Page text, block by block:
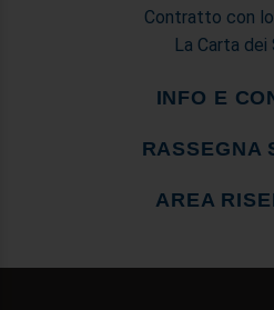
Contratto con
La Carta dei
INFO E
RASSEGNA
AREA